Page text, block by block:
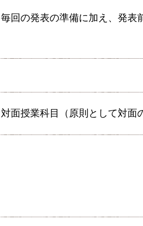
毎回の発表の準備に加え、発表
対面授業科目（原則として対面